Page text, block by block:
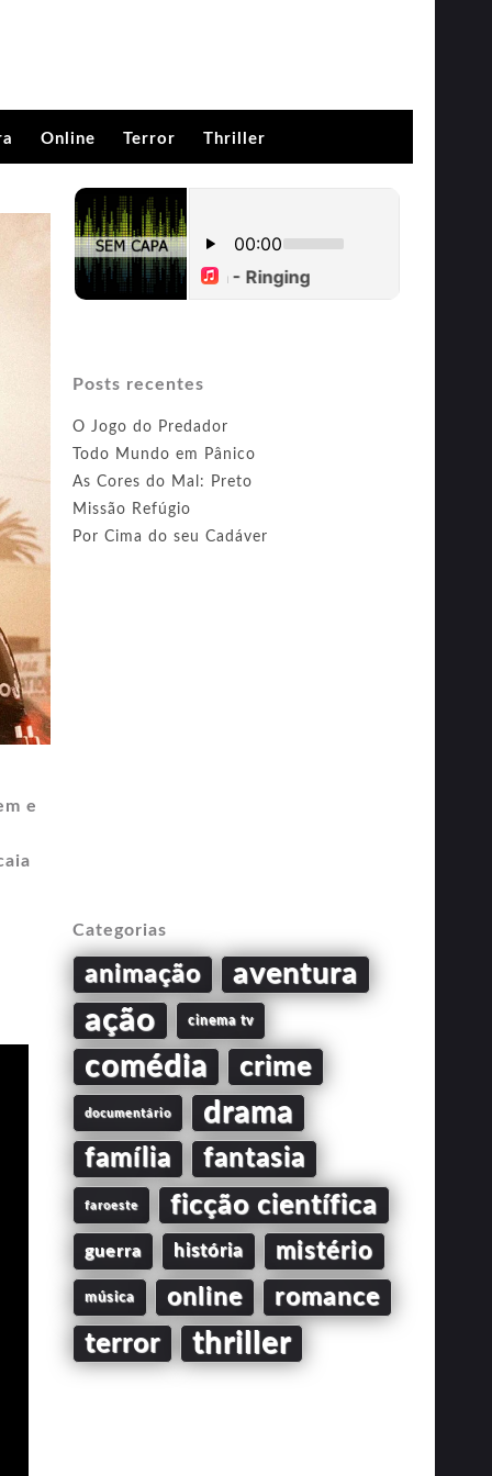
Online Terror Thriller
e
Posts recentes
O Jogo do Predador
Todo Mundo em Pânico
As Cores do Mal: Preto
Missão Refúgio
Por Cima do seu Cadáver
Categorias
animação aventura
ação cinema tv
comédia crime
documentário drama
família fantasia
faroeste ficção científica
guerra história mistério
música online romance
terror thriller